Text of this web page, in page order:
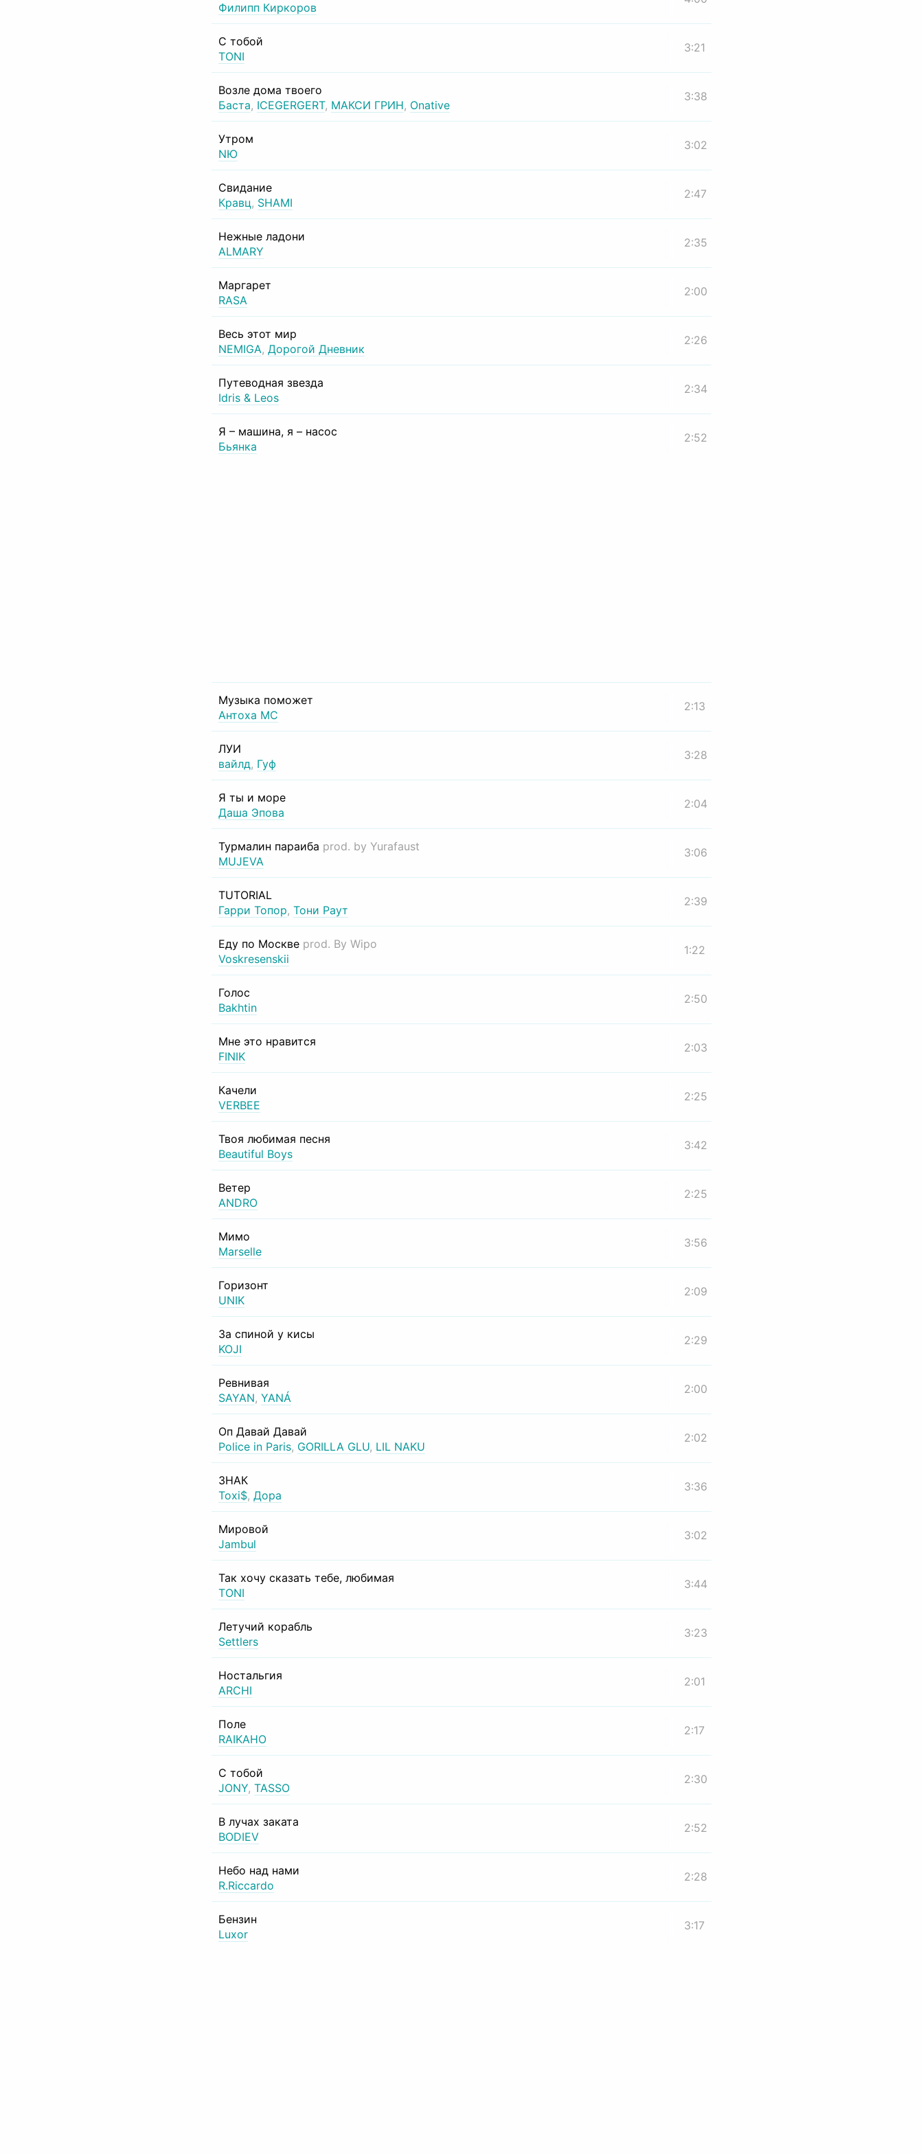
Филипп Киркоров
С тобой
TONI
3:21
Возле дома твоего
Баста, ICEGERGERT, МАКСИ ГРИН, Onative
3:38
Утром
NЮ
3:02
Свидание
Кравц, SHAMI
2:47
Нежные ладони
ALMARY
2:35
Маргарет
RASA
2:00
Весь этот мир
NEMIGA, Дорогой Дневник
2:26
Путеводная звезда
Idris & Leos
2:34
Я – машина, я – насос
Бьянка
2:52
Музыка поможет
Антоха МС
2:13
ЛУИ
вайлд, Гуф
3:28
Я ты и море
Даша Эпова
2:04
Турмалин параиба prod. by Yurafaust
MUJEVA
3:06
TUTORIAL
Гарри Топор, Тони Раут
2:39
Еду по Москве prod. By Wipo
Voskresenskii
1:22
Голос
Bakhtin
2:50
Мне это нравится
FINIK
2:03
Качели
VERBEE
2:25
Твоя любимая песня
Beautiful Boys
3:42
Ветер
ANDRO
2:25
Мимо
Marselle
3:56
Горизонт
UNIK
2:09
За спиной у кисы
KOJI
2:29
Ревнивая
SAYAN, YANÁ
2:00
Оп Давай Давай
Police in Paris, GORILLA GLU, LIL NAKU
2:02
ЗНАК
Toxi$, Дора
3:36
Мировой
Jambul
3:02
Так хочу сказать тебе, любимая
TONI
3:44
Летучий корабль
Settlers
3:23
Ностальгия
ARCHI
2:01
Поле
RAIKAHO
2:17
С тобой
JONY, TASSO
2:30
В лучах заката
BODIEV
2:52
Небо над нами
R.Riccardo
2:28
Бензин
Luxor
3:17